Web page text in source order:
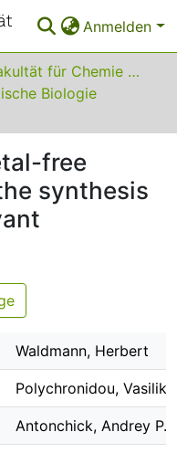
Anmelden
03 Fakultät für Chemie und Chemische Biologie
Biologie
free
synthesis
Waldmann, Herbert
Polychronidou, Vasiliki
Antonchick, Andrey P.